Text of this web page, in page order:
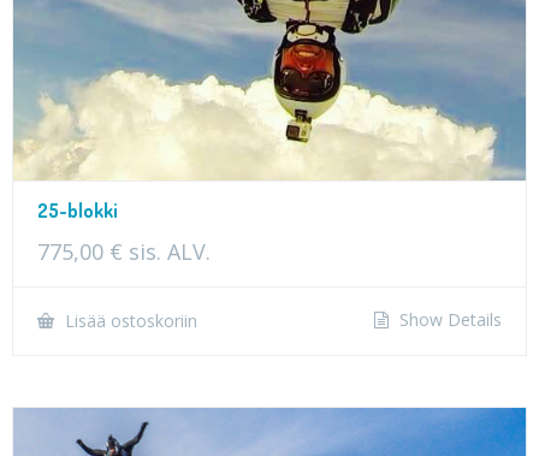
25-blokki
775,00 € sis. ALV.
Lisää ostoskoriin Show Details